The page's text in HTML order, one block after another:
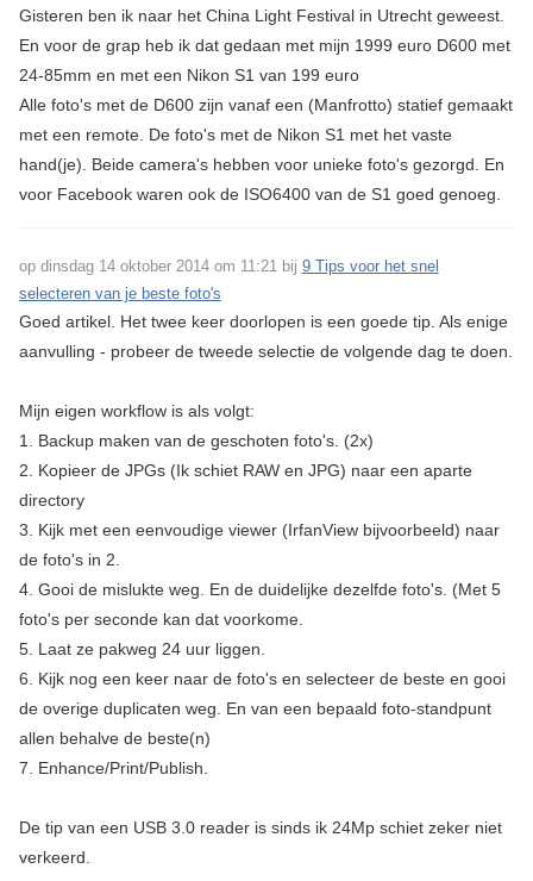
Gisteren ben ik naar het China Light Festival in Utrecht geweest.
En voor de grap heb ik dat gedaan met mijn 1999 euro D600 met
24-85mm en met een Nikon S1 van 199 euro
Alle foto's met de D600 zijn vanaf een (Manfrotto) statief gemaakt
met een remote. De foto's met de Nikon S1 met het vaste
hand(je). Beide camera's hebben voor unieke foto's gezorgd. En
voor Facebook waren ook de ISO6400 van de S1 goed genoeg.
op dinsdag 14 oktober 2014 om 11:21 bij 9 Tips voor het snel
selecteren van je beste foto's
Goed artikel. Het twee keer doorlopen is een goede tip. Als enige
aanvulling - probeer de tweede selectie de volgende dag te doen.
Mijn eigen workflow is als volgt:
1. Backup maken van de geschoten foto's. (2x)
2. Kopieer de JPGs (Ik schiet RAW en JPG) naar een aparte
directory
3. Kijk met een eenvoudige viewer (IrfanView bijvoorbeeld) naar
de foto's in 2.
4. Gooi de mislukte weg. En de duidelijke dezelfde foto's. (Met 5
foto's per seconde kan dat voorkome.
5. Laat ze pakweg 24 uur liggen.
6. Kijk nog een keer naar de foto's en selecteer de beste en gooi
de overige duplicaten weg. En van een bepaald foto-standpunt
allen behalve de beste(n)
7. Enhance/Print/Publish.
De tip van een USB 3.0 reader is sinds ik 24Mp schiet zeker niet
verkeerd.